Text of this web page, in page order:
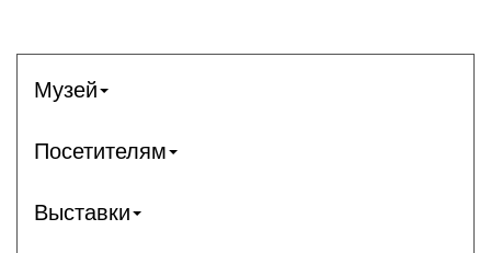
Музей
Посетителям
Выставки